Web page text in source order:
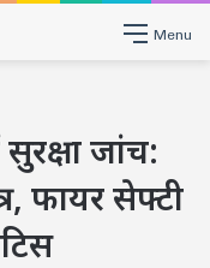
Menu
जांच:
फायर सेफ्टी